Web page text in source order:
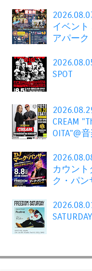
イベント
アパーク
SPOT
CREAM
OITA"@
カウント
ク・パン